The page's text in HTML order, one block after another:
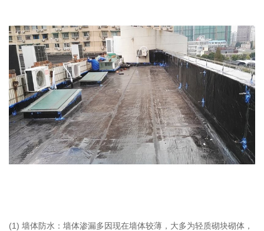
(1) 墙体防水：墙体渗漏多因现在墙体较薄，大多为轻质砌块砌体，